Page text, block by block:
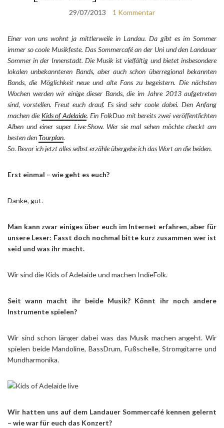
29/07/2013 1 Kommentar
Einer von uns wohnt ja mittlerweile in Landau. Da gibt es im Sommer
immer so coole Musikfeste. Das Sommercafé an der Uni und den Landauer
Sommer in der Innenstadt. Die Musik ist vielfältig und bietet insbesondere
lokalen unbekannteren Bands, aber auch schon überregional bekannten
Bands, die Möglichkeit neue und alte Fans zu begeistern. Die nächsten
Wochen werden wir einige dieser Bands, die im Jahre 2013 aufgetreten
sind, vorstellen. Freut euch drauf. Es sind sehr coole dabei. Den Anfang
machen die Kids of Adelaide. Ein FolkDuo mit bereits zwei veröffentlichten
Alben und einer super Live-Show. Wer sie mal sehen möchte checkt am
besten den Tourplan.
So. Bevor ich jetzt alles selbst erzähle übergebe ich das Wort an die beiden.
Erst einmal – wie geht es euch?
Danke, gut.
Man kann zwar einiges über euch im Internet erfahren, aber für
unsere Leser: Fasst doch nochmal bitte kurz zusammen wer ist
seid und was ihr macht.
Wir sind die Kids of Adelaide und machen IndieFolk.
Seit wann macht ihr beide Musik? Könnt ihr noch andere
Instrumente spielen?
Wir sind schon länger dabei was das Musik machen angeht. Wir
spielen beide Mandoline, BassDrum, Fußschelle, Stromgitarre und
Mundharmonika.
Wir hatten uns auf dem Landauer Sommercafé kennen gelernt
– wie war für euch das Konzert?